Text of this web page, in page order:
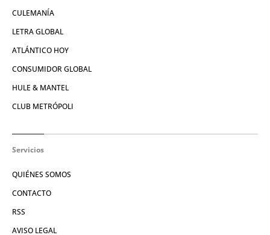
CULEMANÍA
LETRA GLOBAL
ATLÁNTICO HOY
CONSUMIDOR GLOBAL
HULE & MANTEL
CLUB METRÓPOLI
Servicios
QUIÉNES SOMOS
CONTACTO
RSS
AVISO LEGAL